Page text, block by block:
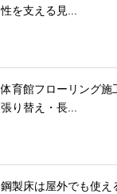
性を支える見...
体育館フローリング施
張り替え・長...
鋼製床は屋外でも使え